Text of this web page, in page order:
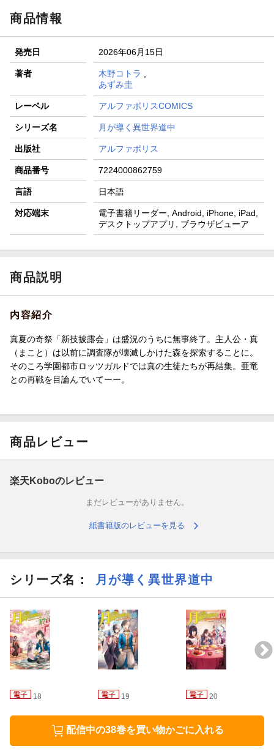
商品情報
発売日 2026年06月15日
著者 木野コトラ
あずみ圭
レーベル アルファポリスCOMICS
シリーズ名 月が導く異世界道中
出版社 アルファポリス
商品番号 7224000862759
言語 日本語
対応端末
電子書籍リーダー, Android, iPhone, iPad,
デスクトップアプリ, ブラウザビューア
商品説明
内容紹介
真夏の奇祭「新技披露会」は盛況のうちに無事終了。主人公・真
（まこと）は以前に調査隊が壊滅しかけた森を探索することに。
そのころ学園都市ロッツガルドでは真の生徒たちが再結集。亜竜
との再戦を目論んでいてーー。
商品レビュー
楽天Koboのレビュー
まだレビューがありません。
紙書籍版のレビューを見る
シリーズ名： 月が導く異世界道中
18 19 20
配信中の38巻を買い物かごに入れる